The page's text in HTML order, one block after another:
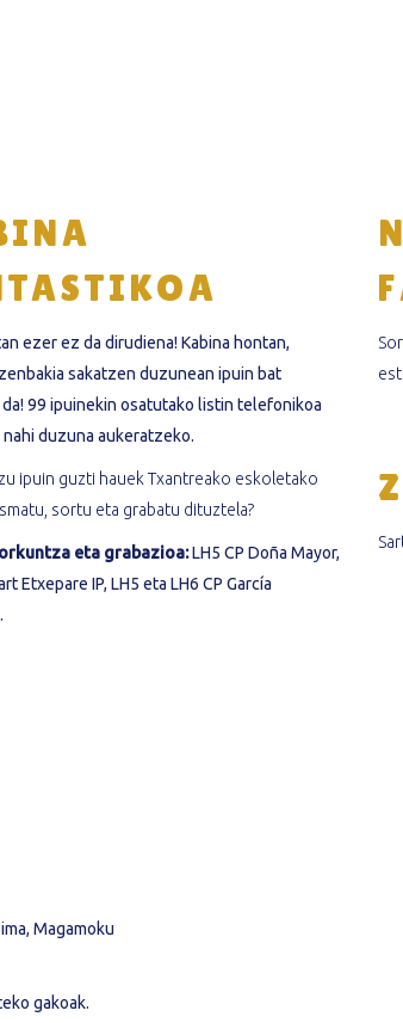
ezer ez da dirudiena! Kabina hontan,
sakatzen duzunean ipuin bat
99 ipuinekin osatutako listin telefonikoa
nahi duzuna aukeratzeko.
ipuin guzti hauek Txantreako eskoletako
sortu eta grabatu dituztela?
eta grabazioa:LH5 CP Doña Mayor,
Etxepare IP, LH5 eta LH6 CP García
Magamoku
gakoak.